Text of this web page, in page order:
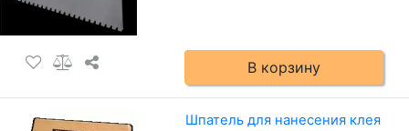
В корзину
Шпатель для нанесения клея